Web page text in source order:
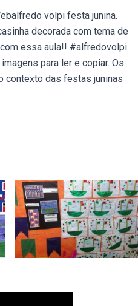
volpi festa junina.
decorada com tema de
essa aula!! #alfredovolpi
para ler e copiar. Os
contexto das festas juninas